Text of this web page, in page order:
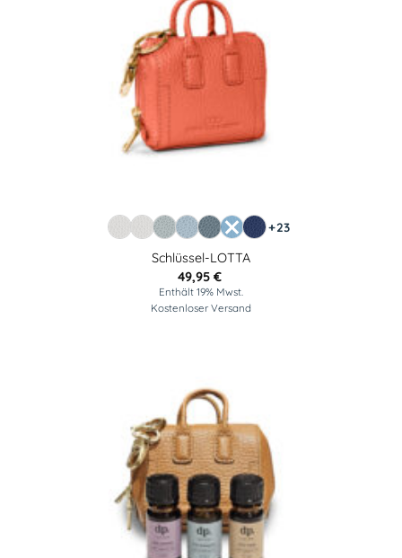
+23
Schlüssel-LOTTA
49,95 €
Enthält 19% Mwst.
Kostenloser Versand